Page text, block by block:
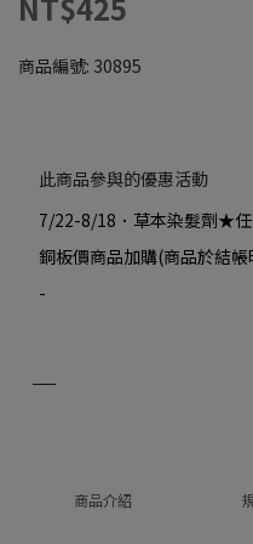
商品編號: 30895
此商品參與的優惠活動
7/22-8/18．草本染髮劑★
銅板價商品加購(商品於結帳
-
商品介紹